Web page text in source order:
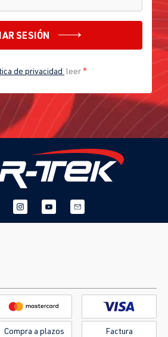
SESIÓN
de privacidad leer*
Compra a plazos Factura